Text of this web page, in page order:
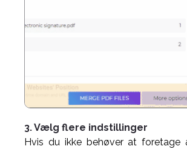
3. Vælg flere indstillinger
Hvis du ikke behøver at foretage